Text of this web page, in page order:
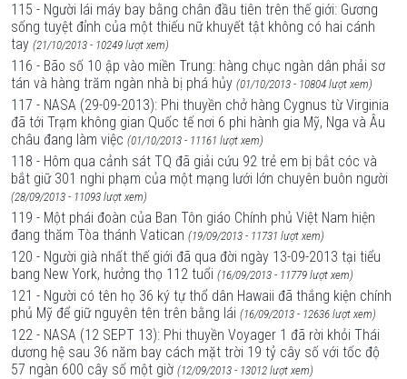
115 - Người lái máy bay bằng chân đầu tiên trên thế giới: Gương
sống tuyệt đỉnh của một thiếu nữ khuyết tật không có hai cánh
tay (21/10/2013 - 10249 lượt xem)
116 - Bão số 10 ập vào miền Trung: hàng chục ngàn dân phải sơ
tán và hàng trăm ngàn nhà bị phá hủy (01/10/2013 - 10804 lượt xem)
117 - NASA (29-09-2013): Phi thuyền chở hàng Cygnus từ Virginia
đã tới Trạm không gian Quốc tế nơi 6 phi hành gia Mỹ, Nga và Âu
châu đang làm việc (01/10/2013 - 11161 lượt xem)
118 - Hôm qua cảnh sát TQ đã giải cứu 92 trẻ em bị bắt cóc và
bắt giữ 301 nghi phạm của một mạng lưới lớn chuyên buôn người
(28/09/2013 - 11093 lượt xem)
119 - Một phái đoàn của Ban Tôn giáo Chính phủ Việt Nam hiện
đang thăm Tòa thánh Vatican (19/09/2013 - 11731 lượt xem)
120 - Người già nhất thế giới đã qua đời ngày 13-09-2013 tại tiểu
bang New York, hưởng thọ 112 tuổi (16/09/2013 - 11779 lượt xem)
121 - Người có tên họ 36 ký tự thổ dân Hawaii đã thắng kiện chính
phủ Mỹ để giữ nguyên tên trên bằng lái (16/09/2013 - 12636 lượt xem)
122 - NASA (12 SEPT 13): Phi thuyền Voyager 1 đã rời khỏi Thái
dương hệ sau 36 năm bay cách mặt trời 19 tỷ cây số với tốc độ
57 ngàn 600 cây số một giờ (12/09/2013 - 13012 lượt xem)